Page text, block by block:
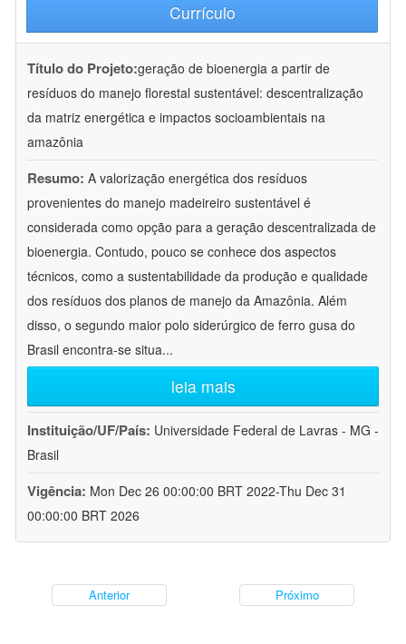
Currículo
Título do Projeto:geração de bioenergia a partir de
resíduos do manejo florestal sustentável: descentralização
da matriz energética e impactos socioambientais na
amazônia
Resumo: A valorização energética dos resíduos
provenientes do manejo madeireiro sustentável é
considerada como opção para a geração descentralizada de
bioenergia. Contudo, pouco se conhece dos aspectos
técnicos, como a sustentabilidade da produção e qualidade
dos resíduos dos planos de manejo da Amazônia. Além
disso, o segundo maior polo siderúrgico de ferro gusa do
Brasil encontra-se situa...
leia mais
Instituição/UF/País: Universidade Federal de Lavras - MG -
Brasil
Vigência: Mon Dec 26 00:00:00 BRT 2022-Thu Dec 31
00:00:00 BRT 2026
Anterior Próximo